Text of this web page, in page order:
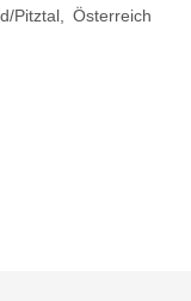
Pitztal
Österreich